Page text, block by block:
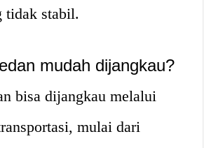
tidak stabil.
mudah dijangkau?
bisa dijangkau melalui
mulai dari